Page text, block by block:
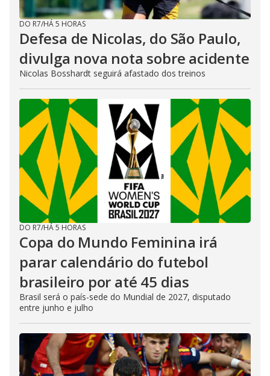
DO R7/HÁ 5 HORAS
Defesa de Nicolas, do São Paulo,
divulga nova nota sobre acidente
Nicolas Bosshardt seguirá afastado dos treinos
DO R7/HÁ 5 HORAS
Copa do Mundo Feminina irá
parar calendário do futebol
brasileiro por até 45 dias
Brasil será o país-sede do Mundial de 2027, disputado
entre junho e julho